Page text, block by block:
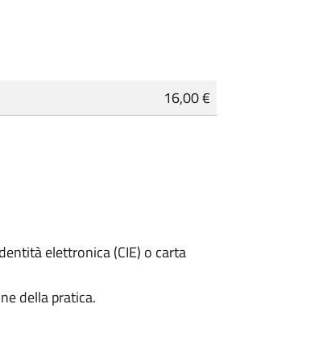
16,00 €
elettronica (CIE) o carta
della pratica.